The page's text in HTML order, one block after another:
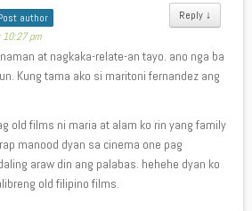
Reply ↓
author
pm
at nagkaka-relate-an tayo. ano nga ba
Kung tama ako si maritoni fernandez ang
old films ni maria at alam ko rin yang family
manood dyan sa cinema one pag
araw din ang palabas. hehehe dyan ko
old filipino films.